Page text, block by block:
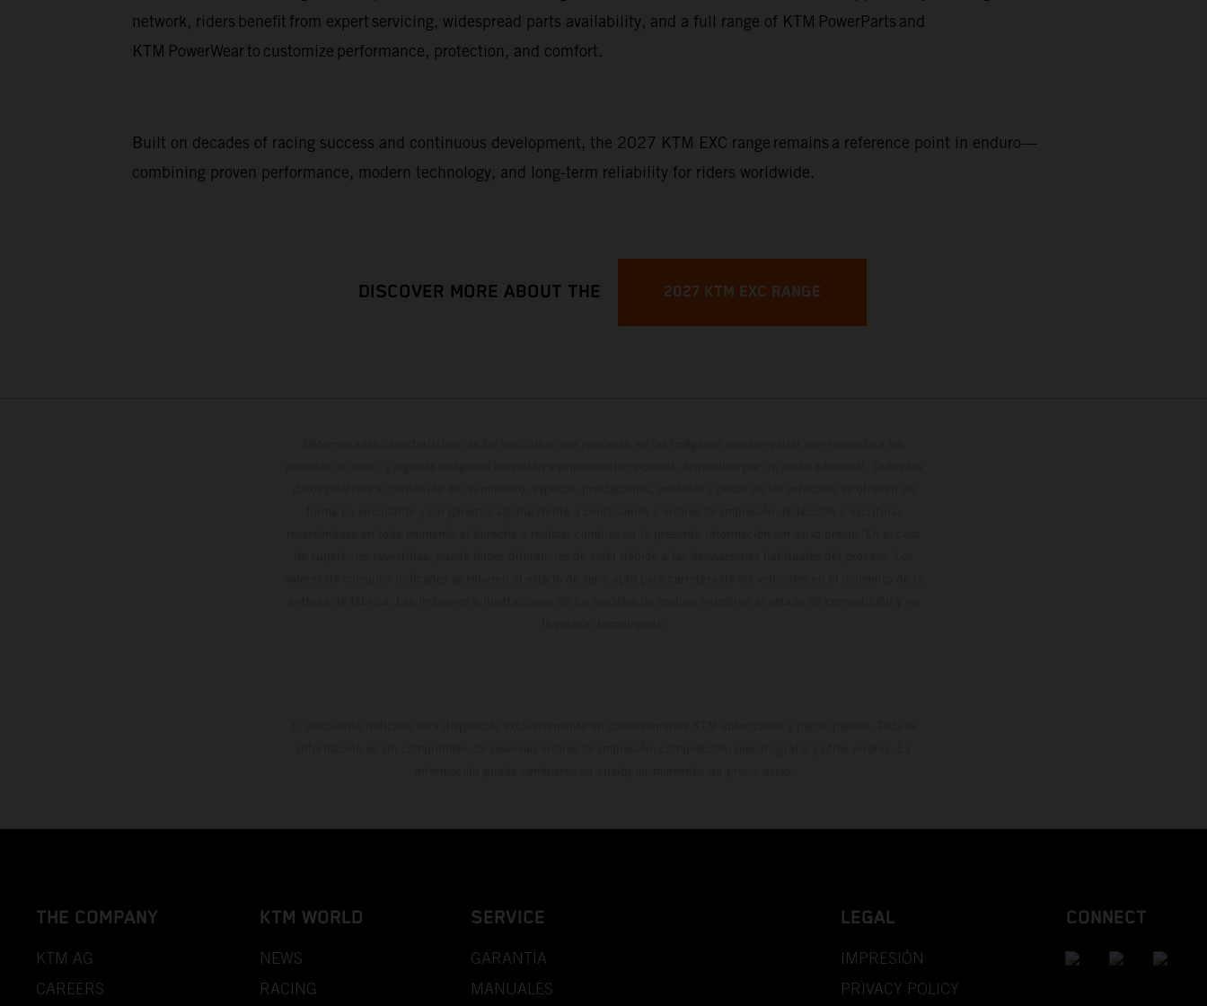
network, riders benefit from expert servicing, widespread parts availability, and a full range of KTM PowerParts and
KTM PowerWear to customize performance, protection, and comfort.
Built on decades of racing success and continuous development, the 2027 KTM EXC range remains a reference point in enduro—
combining proven performance, modern technology, and long-term reliability for riders worldwide.
DISCOVER MORE ABOUT THE 2027 KTM EXC RANGE
THE COMPANY
KTM AG
CAREERS
KTM WORLD
NEWS
RACING
SERVICE
GARANTÍA
MANUALES
LEGAL
IMPRESIÓN
PRIVACY POLICY
CONNECT